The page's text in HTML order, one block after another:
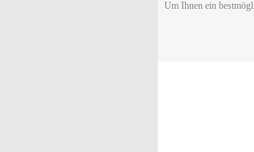
Um Ihnen ein